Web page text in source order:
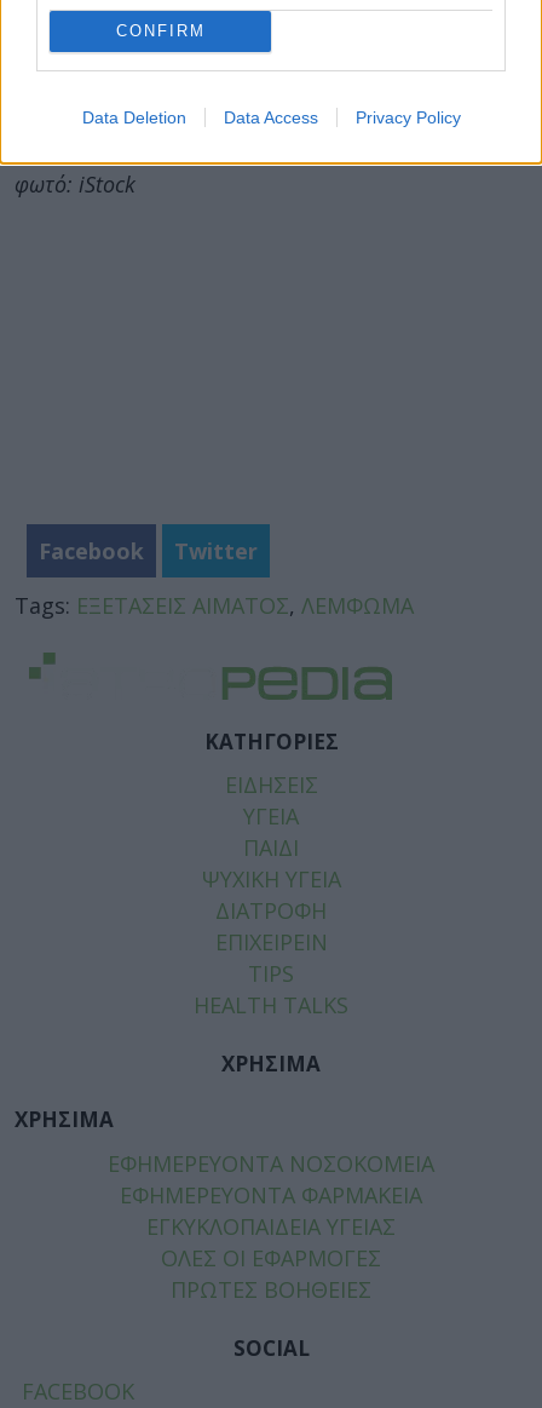
CONFIRM
Data Deletion Data Access Privacy Policy
πάγκρεας
24χρονη διαγνώστηκε με καρκίνο 3ου
σταδίου: Όλα ξεκίνησαν με συχνό ρέψιμο
που δεν του έδωσε σημασία
φωτό: iStock
Facebook
Twitter
Tags: ΕΞΕΤΑΣΕΙΣ ΑΙΜΑΤΟΣ, ΛΕΜΦΩΜΑ
ΚΑΤΗΓΟΡΙΕΣ
ΕΙΔΗΣΕΙΣ
ΥΓΕΙΑ
ΠΑΙΔΙ
ΨΥΧΙΚΗ ΥΓΕΙΑ
ΔΙΑΤΡΟΦΗ
ΕΠΙΧΕΙΡΕΙΝ
TIPS
HEALTH TALKS
ΧΡΗΣΙΜΑ
ΧΡΗΣΙΜΑ
ΕΦΗΜΕΡΕΥΟΝΤΑ ΝΟΣΟΚΟΜΕΙΑ
ΕΦΗΜΕΡΕΥΟΝΤΑ ΦΑΡΜΑΚΕΙΑ
ΕΓΚΥΚΛΟΠΑΙΔΕΙΑ ΥΓΕΙΑΣ
ΟΛΕΣ ΟΙ ΕΦΑΡΜΟΓΕΣ
ΠΡΩΤΕΣ ΒΟΗΘΕΙΕΣ
SOCIAL
FACEBOOK